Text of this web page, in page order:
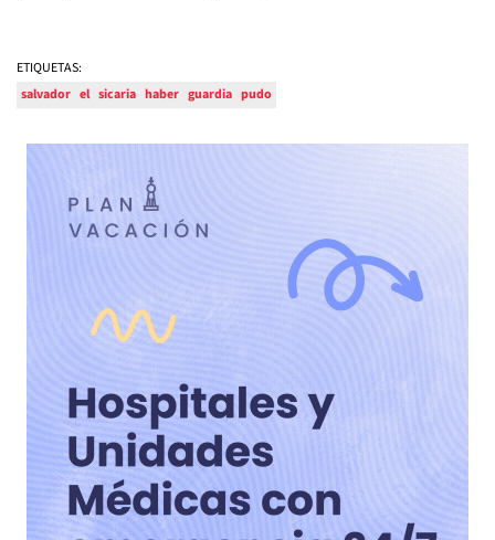
ETIQUETAS:
salvador el sicaria haber guardia pudo